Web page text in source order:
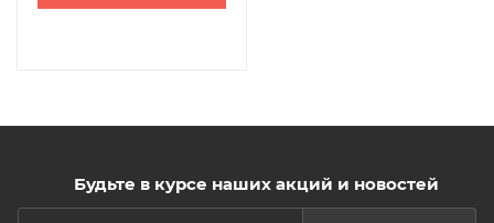
Будьте в курсе наших акций и новостей